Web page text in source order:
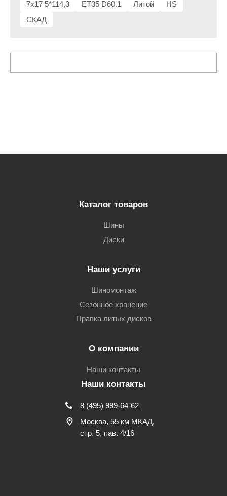
7x17 5*114,3 ET35 D60.1 Литой
HS
СКАД
Каталог товаров
Шины
Диски
Наши услуги
Шиномонтаж
Сезонное хранение
Правка литых дисков
О компании
Наши контакты
Наши контакты
8 (495) 999-64-62
Москва, 55 км МКАД,
стр. 5, пав. 4/16